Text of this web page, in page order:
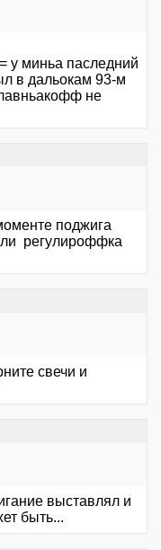
у миньа паследний
в дальокам 93-м
не
поджига
регулироффка
свечи и
выставлял и
быть...